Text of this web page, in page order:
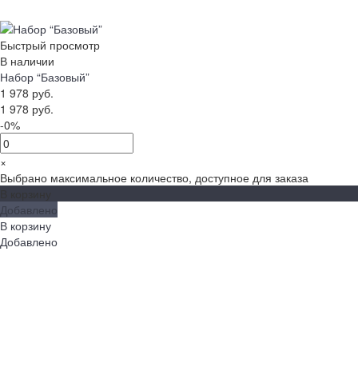
Быстрый просмотр
В наличии
Набор “Базовый”
1 978 руб.
1 978 руб.
-0%
×
Выбрано максимальное количество, доступное для заказа
Добавлено
В корзину
Добавлено